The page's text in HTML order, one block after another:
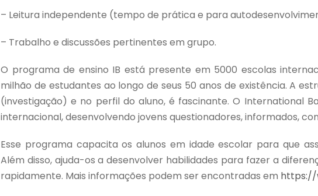
– Leitura independente (tempo de prática e para
– Trabalho e discussões pertinentes em grupo.
O programa de ensino IB está presente em 5000 escolas
milhão de estudantes ao longo de seus 50 anos de existência. A
(investigação) e no perfil do aluno, é fascinante. O International
internacional, desenvolvendo jovens questionadores, informados,
Esse programa capacita os alunos em idade escolar para que
Além disso, ajuda-os a desenvolver habilidades para fazer a
rapidamente. Mais informações podem ser encontradas em https://